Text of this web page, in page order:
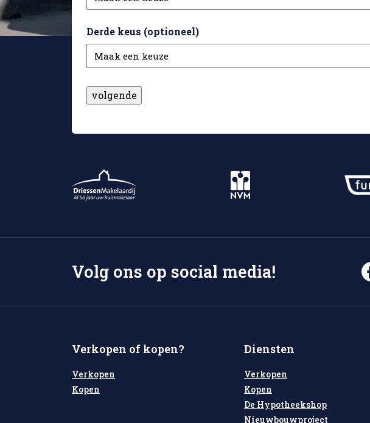
Derde keus (optioneel)
Volg ons op social media!
Verkopen of kopen?
Verkopen
Kopen
Diensten
Verkopen
Kopen
De Hypotheekshop
Nieuwbouwproject